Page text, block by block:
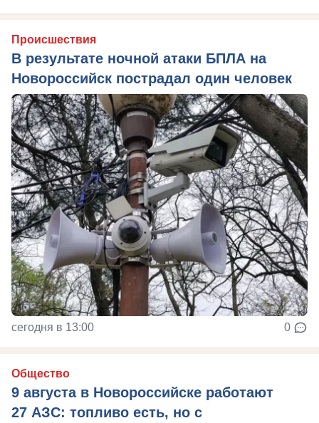
Происшествия
В результате ночной атаки БПЛА на
Новороссийск пострадал один человек
сегодня в 13:00 0
Общество
9 августа в Новороссийске работают
27 АЗС: топливо есть, но с